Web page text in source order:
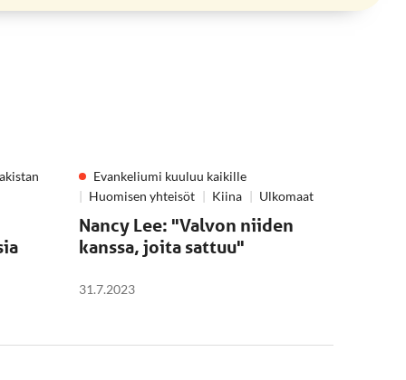
Evankeliumi kuuluu kaikille
Huomisen yhteisöt
Kiina Ulkomaat
Nancy Lee: "Valvon niiden
kanssa, joita sattuu"
31.7.2023